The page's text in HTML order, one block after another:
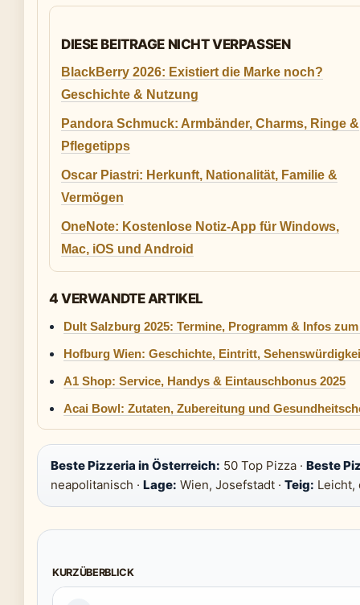
DIESE BEITRAGE NICHT VERPASSEN
BlackBerry 2026: Existiert die Marke noch?
Geschichte & Nutzung
Pandora Schmuck: Armbänder, Charms, Ringe &
Pflegetipps
Oscar Piastri: Herkunft, Nationalität, Familie &
Vermögen
OneNote: Kostenlose Notiz-App für Windows,
Mac, iOS und Android
4 VERWANDTE ARTIKEL
Dult Salzburg 2025: Termine, Programm & Infos
Hofburg Wien: Geschichte, Eintritt,
A1 Shop: Service, Handys & Eintauschbonus 2025
Acai Bowl: Zutaten, Zubereitung und
Beste Pizzeria in Österreich: 50 Top Pizza · Beste
neapolitanisch · Lage: Wien, Josefstadt · Teig:
KURZÜBERBLICK